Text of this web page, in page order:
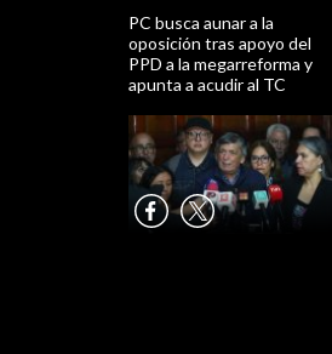
PC busca aunar a la
oposición tras apoyo del
PPD a la megarreforma y
apunta a acudir al TC